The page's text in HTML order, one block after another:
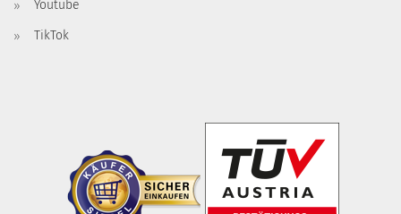
Youtube
TikTok